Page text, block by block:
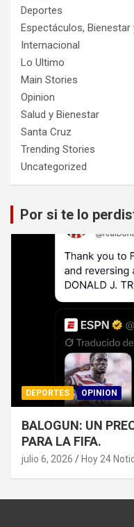
Deportes
Espectáculos, Bienestar
Internacional
Lo Ultimo
Main Stories
Opinion
Salud y Bienestar
Santa Cruz
Trending Stories
Uncategorized
Por si te lo
DEPORTES OPINION
BALOGUN: UN
PARA LA FIFA.
julio 6, 2026 Hoy 24